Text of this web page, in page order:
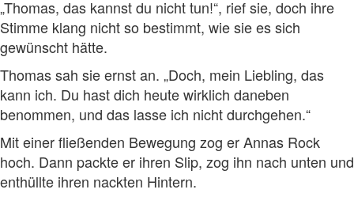
„Thomas, das kannst du nicht tun!“, rief sie, doch ihre
Stimme klang nicht so bestimmt, wie sie es sich
gewünscht hätte.
Thomas sah sie ernst an. „Doch, mein Liebling, das
kann ich. Du hast dich heute wirklich daneben
benommen, und das lasse ich nicht durchgehen.“
Mit einer fließenden Bewegung zog er Annas Rock
hoch. Dann packte er ihren Slip, zog ihn nach unten und
enthüllte ihren nackten Hintern.